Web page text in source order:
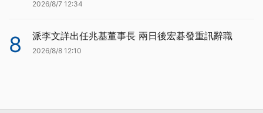
2026/8/7 12:34
8 派李文詳出任兆基董事長 兩日後宏碁發重訊辭職
2026/8/8 12:10